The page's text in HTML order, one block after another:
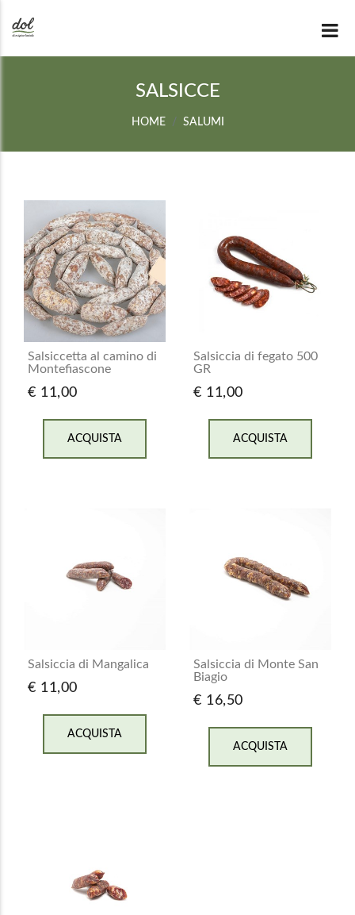
SALSICCE
HOME SALUMI
Salsiccetta al camino di
Montefiascone
€ 11,00
ACQUISTA
Salsiccia di fegato 500
GR
€ 11,00
ACQUISTA
Salsiccia di Mangalica
€ 11,00
ACQUISTA
Salsiccia di Monte San
Biagio
€ 16,50
ACQUISTA